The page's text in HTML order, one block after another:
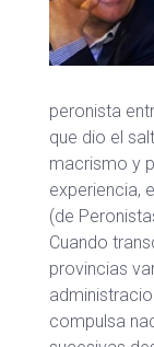
peronista
que dio el
macrismo y
experiencia,
(de
Cuando
provincias
compulsa